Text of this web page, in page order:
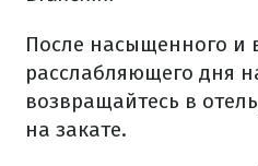
После насыщенного и
расслабляющего дня
возвращайтесь в
на закате.